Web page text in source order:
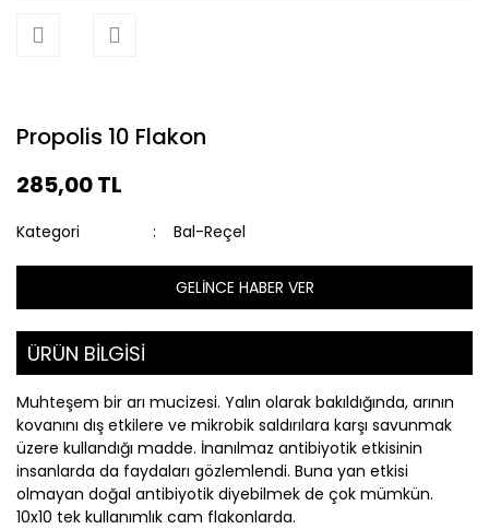
Propolis 10 Flakon
285,00 TL
Kategori Bal-Reçel
GELİNCE HABER VER
ÜRÜN BİLGİSİ
Muhteşem bir arı mucizesi. Yalın olarak bakıldığında, arının
kovanını dış etkilere ve mikrobik saldırılara karşı savunmak
üzere kullandığı madde. İnanılmaz antibiyotik etkisinin
insanlarda da faydaları gözlemlendi. Buna yan etkisi
olmayan doğal antibiyotik diyebilmek de çok mümkün.
10x10 tek kullanımlık cam flakonlarda.